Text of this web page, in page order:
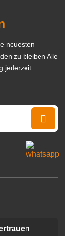
neuesten
zu bleiben Alle
jederzeit